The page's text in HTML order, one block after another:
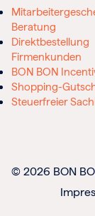
Beratung
Direktbestellung
Firmenkunden
BON BON
Shopping-
Steuerfreier
© 2026 BON